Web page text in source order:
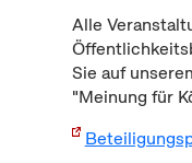
Alle
Sie auf
"Meinung für